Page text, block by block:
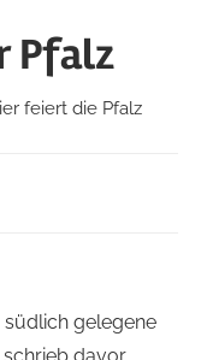
Pfalz
feiert die Pfalz
südlich gelegene